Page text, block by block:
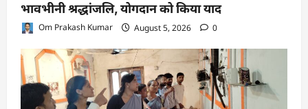
भावभीनी श्रद्धांजलि, योगदान को किया याद
Om Prakash Kumar August 5, 2026 0